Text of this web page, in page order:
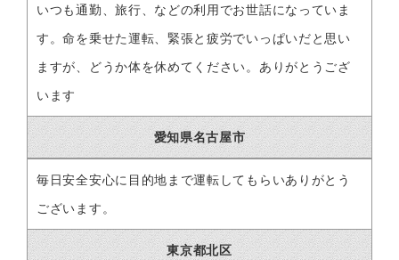
いつも通勤、旅行、などの利用でお世話になっていま
す。命を乗せた運転、緊張と疲労でいっぱいだと思い
ますが、どうか体を休めてください。ありがとうござ
います
愛知県名古屋市
毎日安全安心に目的地まで運転してもらいありがとう
ございます。
東京都北区